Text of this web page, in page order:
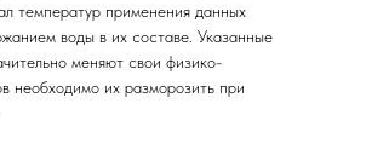
температур применения данных
воды в их составе. Указанные
меняют свои физико-
необходимо их разморозить при